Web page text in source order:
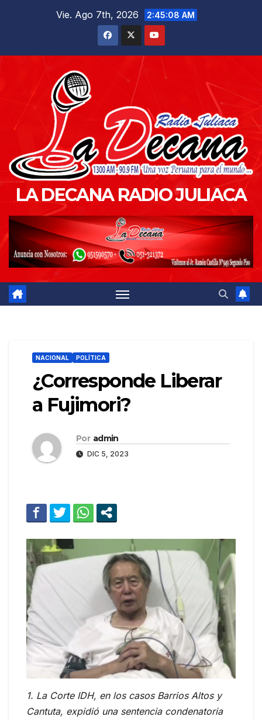
Vie. Ago 7th, 2026 2:45:09 AM
LA DECANA RADIO JULIACA
NACIONAL POLÍTICA
¿Corresponde Liberar
a Fujimori?
Por admin
DIC 5, 2023
1. La Corte IDH, en los casos Barrios Altos y
Cantuta, expidió una sentencia condenatoria